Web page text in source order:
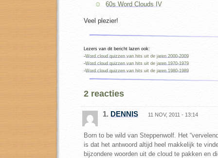
60s Word Clouds IV
Veel plezier!
Lezers van dit bericht lazen ook:
-Word cloud quizzen van hits uit de jaren 2000-2009
-Word cloud quizzen van hits uit de jaren 1970-1979
-Word cloud quizzen van hits uit de jaren 1980-1989
2 reacties
1. DENNIS 11 NOV, 2011 - 13:14
Born to be wild van Steppenwolf. Het
is dat het antwoord altijd heel makkelijk te
bijzondere woorden uit de cloud te pakken en